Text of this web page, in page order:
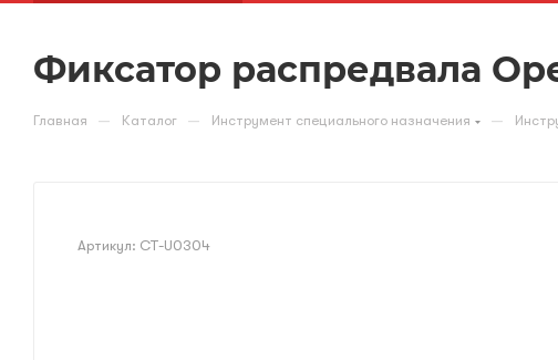
Фиксатор распредвала
Главная — Каталог — Инструмент специального назначения —
Артикул: CT-U0304